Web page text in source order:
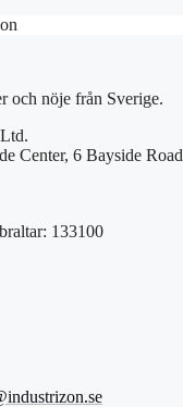
och nöje från Sverige.
Center, 6 Bayside Road
133100